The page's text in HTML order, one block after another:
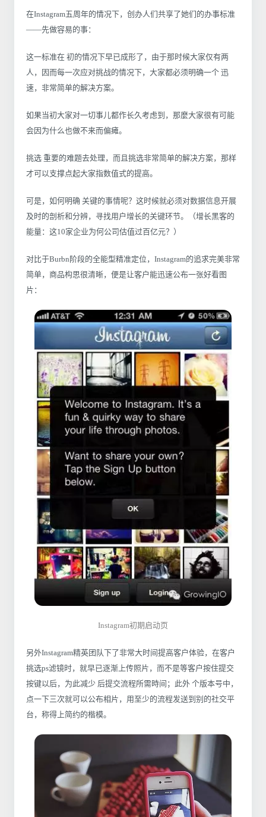
在Instagram五周年的情况下，创办人们共享了她们的办事标准
——先做容易的事：
这一标准在 初的情况下早已成形了，由于那时候大家仅有两
人，因而每一次应对挑战的情况下，大家都必须明确一个 迅
速，非常简单的解决方案。
如果当初大家对一切事儿都作长久考虑到，那麼大家很有可能
会因为什么也做不来而偏瘫。
挑选 重要的难题去处理，而且挑选非常简单的解决方案，那样
才可以支撑点起大家指数值式的提高。
可是，如何明确 关键的事情呢？这时候就必须对数据信息开展
及时的剖析和分辨，寻找用户增长的关键环节。（增长黑客的
能量：这10家企业为何公司估值过百亿元？）
对比于Burbn阶段的全能型精准定位，Instagram的追求完美非常
简单，商品构思很清晰，便是让客户能迅速公布一张好看图
片：
Instagram初期启动页
另外Instagram精英团队下了非常大时间提高客户体验，在客户
挑选ps滤镜时，就早已逐渐上传照片，而不是等客户按住提交
按键以后，为此减少 后提交流程所需時间；此外 个版本号中，
点一下三次就可以公布相片，用至少的流程发送到别的社交平
台，称得上简约的楷模。